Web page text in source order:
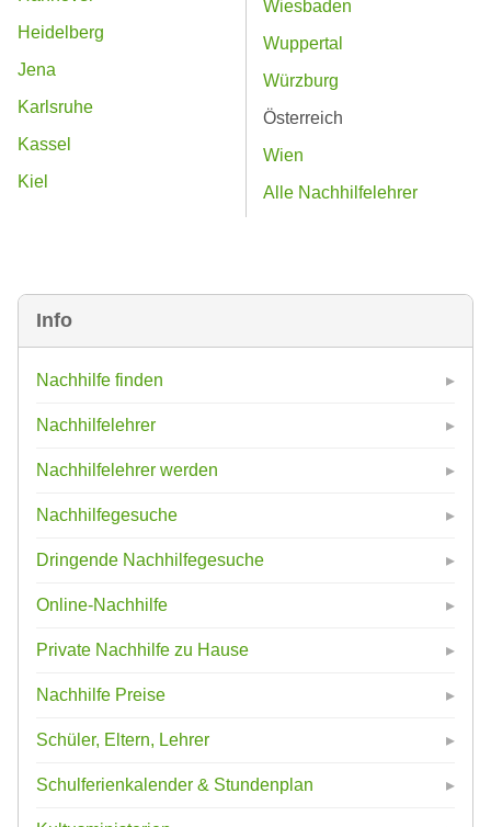
Info
Nachhilfe finden
Nachhilfelehrer
Nachhilfelehrer werden
Nachhilfegesuche
Dringende Nachhilfegesuche
Online-Nachhilfe
Private Nachhilfe zu Hause
Nachhilfe Preise
Schüler, Eltern, Lehrer
Schulferienkalender & Stundenplan
Heidelberg
Jena
Karlsruhe
Kassel
Kiel
Wiesbaden
Wuppertal
Würzburg
Österreich
Wien
Alle Nachhilfelehrer